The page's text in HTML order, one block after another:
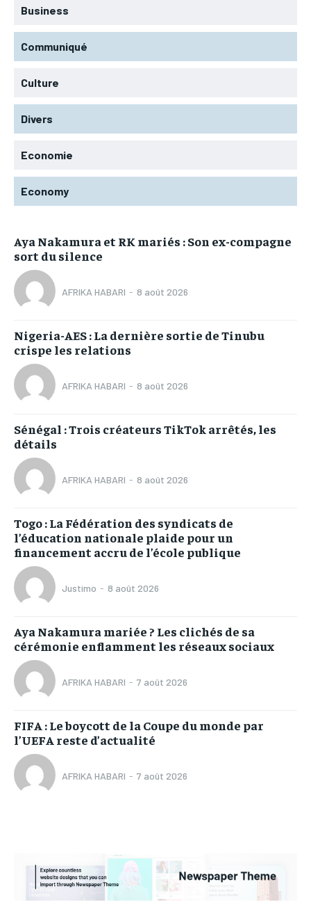
Business
Communiqué
Culture
Divers
Economie
Economy
Aya Nakamura et RK mariés : Son ex-compagne
sort du silence
AFRIKA HABARI - 8 août 2026
Nigeria-AES : La dernière sortie de Tinubu
crispe les relations
AFRIKA HABARI - 8 août 2026
Sénégal : Trois créateurs TikTok arrêtés, les
détails
AFRIKA HABARI - 8 août 2026
Togo : La Fédération des syndicats de
l’éducation nationale plaide pour un
financement accru de l’école publique
Justimo - 8 août 2026
Aya Nakamura mariée ? Les clichés de sa
cérémonie enflamment les réseaux sociaux
AFRIKA HABARI - 7 août 2026
FIFA : Le boycott de la Coupe du monde par
l’UEFA reste d’actualité
AFRIKA HABARI - 7 août 2026